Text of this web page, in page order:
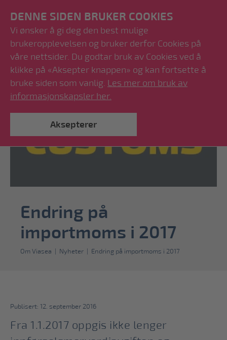
DENNE SIDEN BRUKER COOKIES
Vi ønsker å gi deg den best mulige
brukeropplevelsen og bruker derfor Cookies på
våre nettsider. Du godtar bruk av Cookies ved å
klikke på «Aksepter knappen» og kan fortsette å
bruke siden som vanlig. Les mer om bruk av
informasjonskapsler her.
Aksepterer
Endring på
importmoms i 2017
Om Viasea | Nyheter | Endring på importmoms i 2017
Publisert: 12. september 2016
Fra 1.1.2017 oppgis ikke lenger